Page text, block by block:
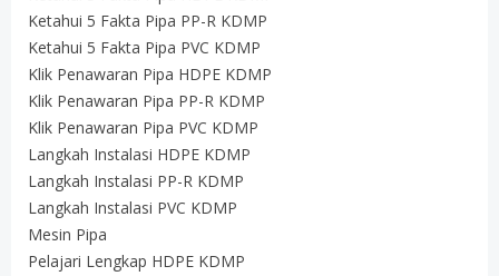
Ketahui 5 Fakta Pipa PP-R KDMP
Ketahui 5 Fakta Pipa PVC KDMP
Klik Penawaran Pipa HDPE KDMP
Klik Penawaran Pipa PP-R KDMP
Klik Penawaran Pipa PVC KDMP
Langkah Instalasi HDPE KDMP
Langkah Instalasi PP-R KDMP
Langkah Instalasi PVC KDMP
Mesin Pipa
Pelajari Lengkap HDPE KDMP